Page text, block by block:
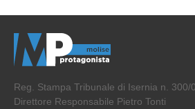
Reg. Stampa Tribunale di Isernia n. 300/
Direttore Responsabile Pietro Tonti